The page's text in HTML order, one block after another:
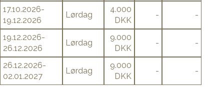
17.10.2026-
19.12.2026
Lørdag
4.000
DKK
- -
19.12.2026-
26.12.2026
Lørdag
9.000
DKK
- -
26.12.2026-
02.01.2027
Lørdag
9.000
DKK
- -